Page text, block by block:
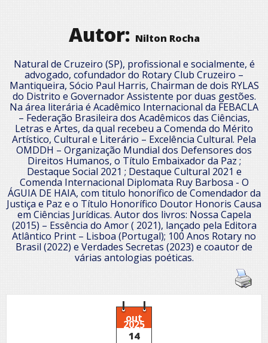
Autor: Nilton Rocha
Natural de Cruzeiro (SP), profissional e socialmente, é
advogado, cofundador do Rotary Club Cruzeiro –
Mantiqueira, Sócio Paul Harris, Chairman de dois RYLAS
do Distrito e Governador Assistente por duas gestões.
Na área literária é Acadêmico Internacional da FEBACLA
– Federação Brasileira dos Acadêmicos das Ciências,
Letras e Artes, da qual recebeu a Comenda do Mérito
Artístico, Cultural e Literário – Excelência Cultural. Pela
OMDDH – Organização Mundial dos Defensores dos
Direitos Humanos, o Título Embaixador da Paz ;
Destaque Social 2021 ; Destaque Cultural 2021 e
Comenda Internacional Diplomata Ruy Barbosa - O
ÁGUIA DE HAIA, com titulo honorífico de Comendador da
Justiça e Paz e o Título Honorífico Doutor Honoris Causa
em Ciências Jurídicas. Autor dos livros: Nossa Capela
(2015) – Essência do Amor ( 2021), lançado pela Editora
Atlântico Print – Lisboa (Portugal); 100 Anos Rotary no
Brasil (2022) e Verdades Secretas (2023) e coautor de
várias antologias poéticas.
out
2025
14